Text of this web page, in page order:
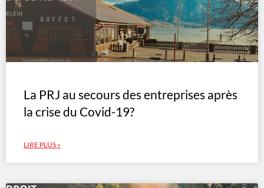
La PRJ au secours des entreprises après
la crise du Covid-19?
LIRE PLUS »